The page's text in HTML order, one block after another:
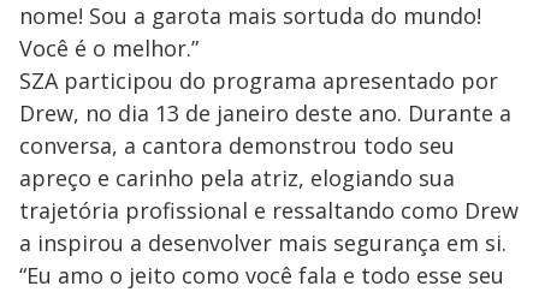
nome! Sou a garota mais sortuda do mundo!
Você é o melhor.”
SZA participou do programa apresentado por
Drew, no dia 13 de janeiro deste ano. Durante a
conversa, a cantora demonstrou todo seu
apreço e carinho pela atriz, elogiando sua
trajetória profissional e ressaltando como Drew
a inspirou a desenvolver mais segurança em si.
“Eu amo o jeito como você fala e todo esse seu